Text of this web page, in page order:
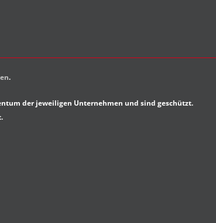
.
der jeweiligen Unternehmen und sind geschützt.